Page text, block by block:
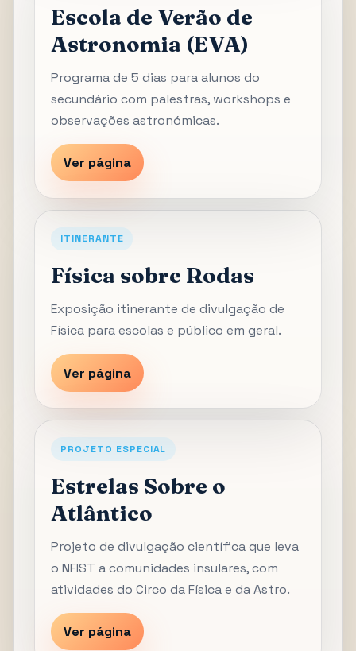
Escola de Verão de
Astronomia (EVA)
Programa de 5 dias para alunos do
secundário com palestras, workshops e
observações astronómicas.
Ver página
ITINERANTE
Física sobre Rodas
Exposição itinerante de divulgação de
Física para escolas e público em geral.
Ver página
PROJETO ESPECIAL
Estrelas Sobre o
Atlântico
Projeto de divulgação científica que leva
o NFIST a comunidades insulares, com
atividades do Circo da Física e da Astro.
Ver página